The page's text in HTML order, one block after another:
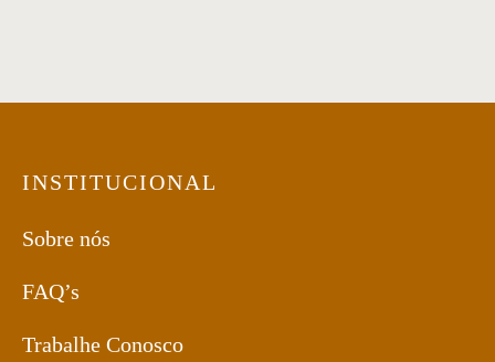
INSTITUCIONAL
Sobre nós
FAQ’s
Trabalhe Conosco